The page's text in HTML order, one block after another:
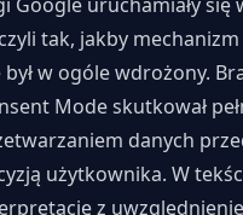
tak, jakby
był w ogóle wdrożony.
Mode skutkował
danych
użytkownika. W
z